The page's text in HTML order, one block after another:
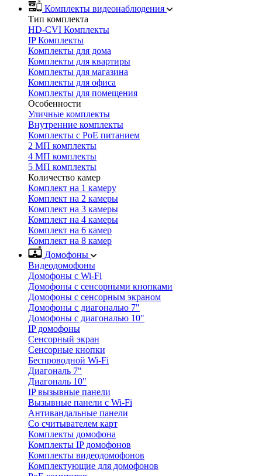
Комплекты видеонаблюдения
Тип комплекта
HD-CVI Комплекты
IP Комплекты
Комплекты для дома
Комплекты для квартиры
Комплекты для магазина
Комплекты для офиса
Комплекты для помещения
Особенности
Уличные комплекты
Внутренние комплекты
Комплекты с PoE питанием
2 МП комплекты
4 МП комплекты
5 МП комплекты
Количество камер
Комплект на 1 камеру
Комплект на 2 камеры
Комплект на 3 камеры
Комплект на 4 камеры
Комплект на 6 камер
Комплект на 8 камер
Домофоны
Видеодомофоны
Домофоны с Wi-Fi
Домофоны с сенсорными кнопками
Домофоны с сенсорным экраном
Домофоны с диагональю 7"
Домофоны с диагональю 10"
IP домофоны
Сенсорный экран
Сенсорные кнопки
Беспроводной Wi-Fi
Диагональ 7"
Диагональ 10"
IP вызывные панели
Вызывные панели с Wi-Fi
Антивандальные панели
Со считывателем карт
Комплекты домофона
Комплекты IP домофонов
Комплекты видеодомофонов
Комплектующие для домофонов